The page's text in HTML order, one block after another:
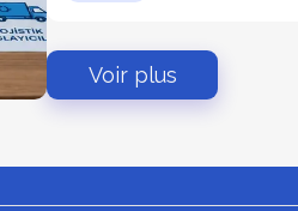
Voir plus